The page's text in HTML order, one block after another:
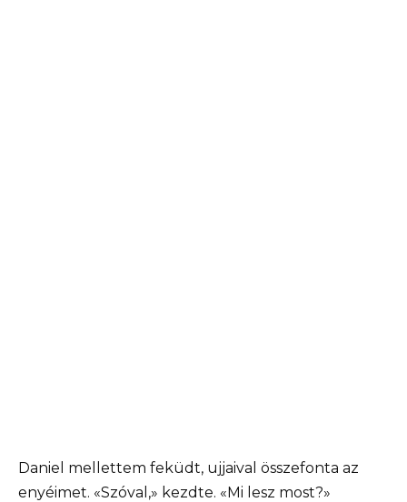
Daniel mellettem feküdt, ujjaival összefonta az
enyéimet. «Szóval,» kezdte. «Mi lesz most?»